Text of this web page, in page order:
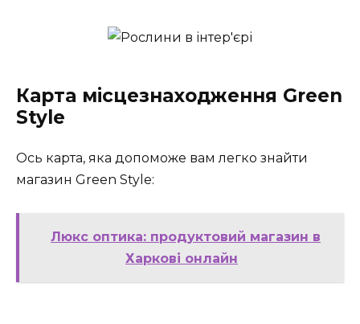
Карта місцезнаходження Green
Style
Ось карта, яка допоможе вам легко знайти
магазин Green Style:
Люкс оптика: продуктовий магазин в
Харкові онлайн